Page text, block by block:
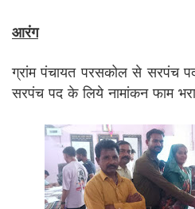
आरंग
ग्रांम पंचायत परसकोल से सरपंच
सरपंच पद के लिये नामांकन फाम